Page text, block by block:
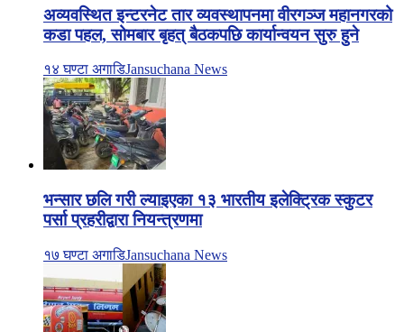
अव्यवस्थित इन्टरनेट तार व्यवस्थापनमा वीरगञ्ज महानगरको
कडा पहल, सोमबार बृहत् बैठकपछि कार्यान्वयन सुरु हुने
१४ घण्टा अगाडिJansuchana News
भन्सार छलि गरी ल्याइएका १३ भारतीय इलेक्ट्रिक स्कुटर
पर्सा प्रहरीद्वारा नियन्त्रणमा
१७ घण्टा अगाडिJansuchana News